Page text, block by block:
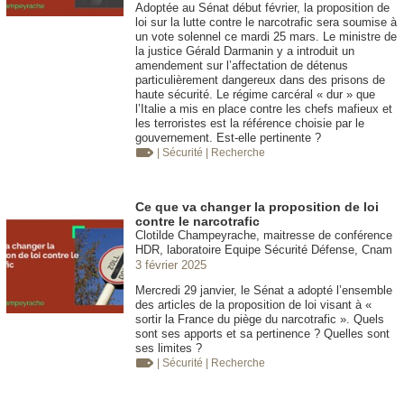
Adoptée au Sénat début février, la proposition de
loi sur la lutte contre le narcotrafic sera soumise à
un vote solennel ce mardi 25 mars. Le ministre de
la justice Gérald Darmanin y a introduit un
amendement sur l’affectation de détenus
particulièrement dangereux dans des prisons de
haute sécurité. Le régime carcéral « dur » que
l’Italie a mis en place contre les chefs mafieux et
les terroristes est la référence choisie par le
gouvernement. Est-elle pertinente ?
| Sécurité | Recherche
Ce que va changer la proposition de loi
contre le narcotrafic
Clotilde Champeyrache, maitresse de conférence
HDR, laboratoire Equipe Sécurité Défense, Cnam
3 février 2025
Mercredi 29 janvier, le Sénat a adopté l’ensemble
des articles de la proposition de loi visant à «
sortir la France du piège du narcotrafic ». Quels
sont ses apports et sa pertinence ? Quelles sont
ses limites ?
| Sécurité | Recherche